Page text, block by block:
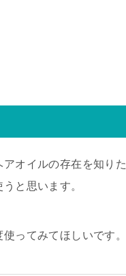
アオイルの存在を知り
と思います。
ってみてほしいです。